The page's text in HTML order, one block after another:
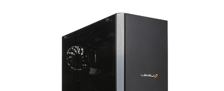
公式サイトを見る